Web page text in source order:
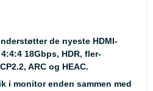
de nyeste HDMI-
18Gbps, HDR, fler-
ARC og HEAC.
i monitor enden sammen med